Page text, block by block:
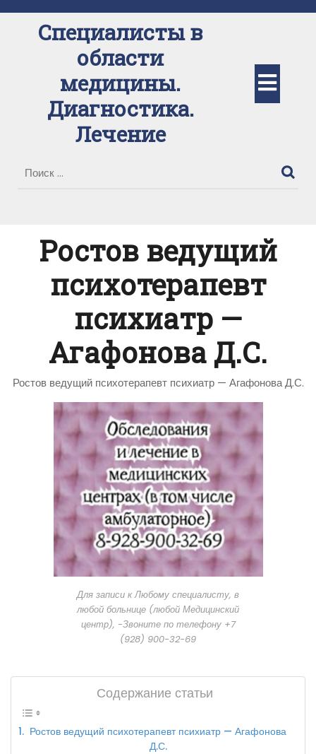
содержимомуСпециалисты в
области
медицины.
Диагностика.
Лечение
Ростов ведущий
психотерапевт
психиатр —
Агафонова Д.С.
Ростов ведущий психотерапевт психиатр — Агафонова Д.С.
Для записи к Любому специалисту, в
любой больнице (любой Медицинский
центр), -Звоните по телефону +7
(928) 900-32-69
Содержание статьи
Ростов ведущий психотерапевт психиатр — Агафонова
Д.С.